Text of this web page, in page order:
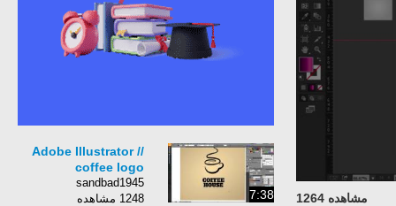
مشاهده 1264 7:38
Adobe Illustrator //
coffee logo
sandbad1945
1248 مشاهده